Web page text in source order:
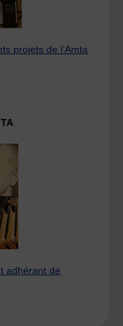
projets de l’Amta
adhérant de